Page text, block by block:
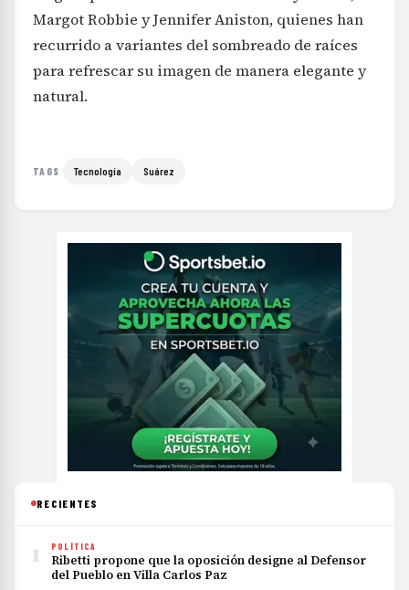
Margot Robbie y Jennifer Aniston, quienes han
recurrido a variantes del sombreado de raíces
para refrescar su imagen de manera elegante y
natural.
TAGS Tecnología Suárez
RECIENTES
1 POLÍTICA
Ribetti propone que la oposición designe al Defensor
del Pueblo en Villa Carlos Paz